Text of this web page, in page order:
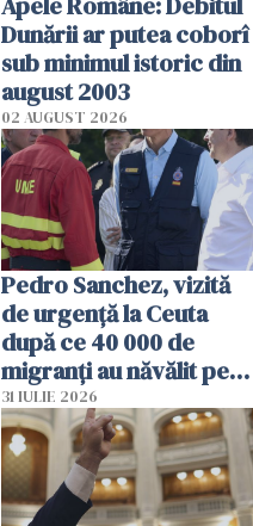
Dunării ar putea coborî
sub minimul istoric din
august 2003
02 AUGUST 2026
Pedro Sanchez, vizită
de urgență la Ceuta
după ce 40 000 de
migranți au năvălit pe
teritoriul spaniol: „Vom
mobiliza toate
resursele"
31 IULIE 2026